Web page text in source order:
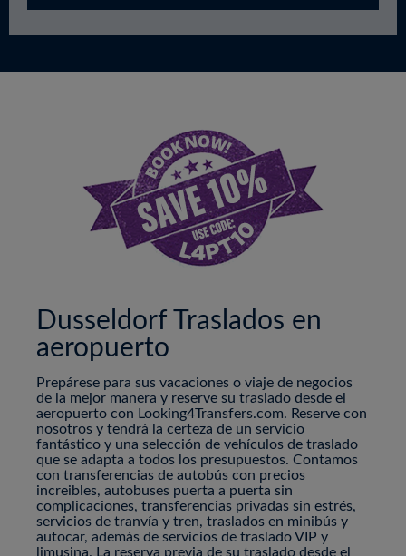
Dusseldorf Traslados en
aeropuerto
Prepárese para sus vacaciones o viaje de negocios
de la mejor manera y reserve su traslado desde el
aeropuerto con Looking4Transfers.com. Reserve con
nosotros y tendrá la certeza de un servicio
fantástico y una selección de vehículos de traslado
que se adapta a todos los presupuestos. Contamos
con transferencias de autobús con precios
increibles, autobuses puerta a puerta sin
complicaciones, transferencias privadas sin estrés,
servicios de tranvía y tren, traslados en minibús y
autocar, además de servicios de traslado VIP y
limusina. La reserva previa de su traslado desde el